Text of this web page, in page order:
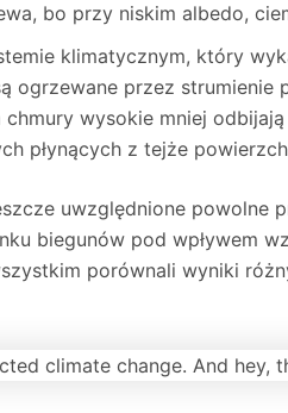
bo przy niskim albedo,
klimatycznym, który
ogrzewane przez strumienie
chmury wysokie mniej
płynących z tejże
uwzględnione
biegunów pod wpływem
porównali wyniki